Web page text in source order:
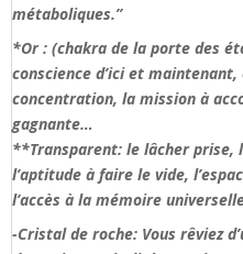
métaboliques.”
*Or : (chakra de la porte des
conscience d’ici et
concentration, la mission à
gagnante…
**Transparent: le lâcher prise,
l’aptitude à faire le vide,
l’accès à la mémoire
-Cristal de roche: Vous rêviez